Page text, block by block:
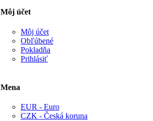
Môj účet
Môj účet
Obľúbené
Pokladňa
Prihlásiť
Mena
EUR - Euro
CZK - Česká koruna